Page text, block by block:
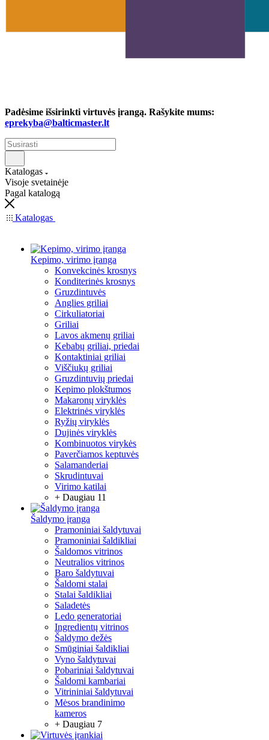
Padėsime išsirinkti virtuvės įrangą. Rašykite mums:
eprekyba@balticmaster.lt
Katalogas
Visoje svetainėje
Pagal katalogą
Katalogas
Kepimo, virimo įranga
Konvekcinės krosnys
Konditerinės krosnys
Gruzdintuvės
Anglies griliai
Cirkuliatoriai
Griliai
Lavos akmenų griliai
Kebabų griliai, priedai
Kontaktiniai griliai
Viščiukų griliai
Gruzdintuvių priedai
Kepimo plokštumos
Makaronų viryklės
Elektrinės viryklės
Ryžių viryklės
Dujinės viryklės
Kombinuotos virykės
Paverčiamos keptuvės
Salamanderiai
Skrudintuvai
Virimo katilai
+ Daugiau 11
Šaldymo įranga
Pramoniniai šaldytuvai
Pramoniniai šaldikliai
Šaldomos vitrinos
Neutralios vitrinos
Baro šaldytuvai
Šaldomi stalai
Stalai šaldikliai
Saladetės
Ledo generatoriai
Ingredientų vitrinos
Šaldymo dežės
Smūginiai šaldikliai
Vyno šaldytuvai
Pobariniai šaldytuvai
Šaldomi kambariai
Vitrininiai šaldytuvai
Mėsos brandinimo
kameros
+ Daugiau 7